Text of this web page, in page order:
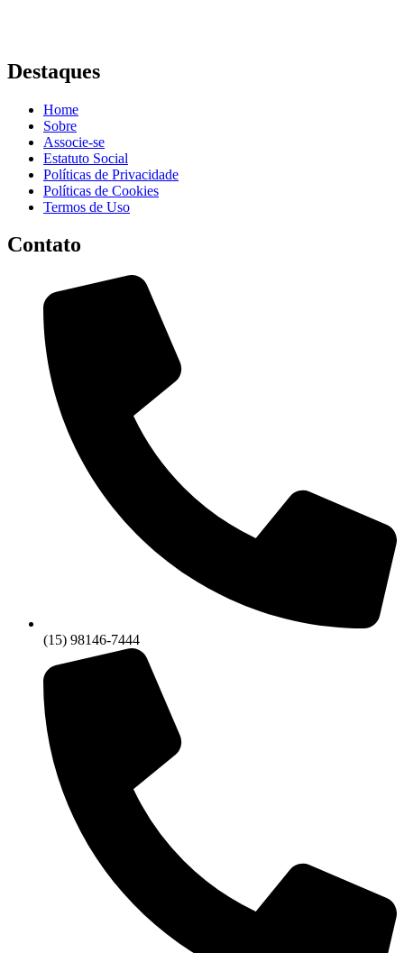
Destaques
Home
Sobre
Associe-se
Estatuto Social
Políticas de Privacidade
Políticas de Cookies
Termos de Uso
Contato
(15) 98146-7444